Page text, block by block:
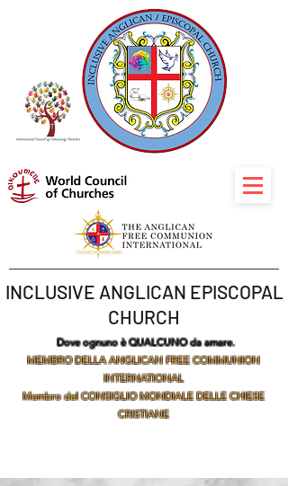
INCLUSIVE ANGLICAN EPISCOPAL
CHURCH
Dove ognuno è QUALCUNO da amare.
MEMBRO DELLA ANGLICAN FREE COMMUNION
INTERNATIONAL
Membro del CONSIGLIO MONDIALE DELLE CHIESE
CRISTIANE